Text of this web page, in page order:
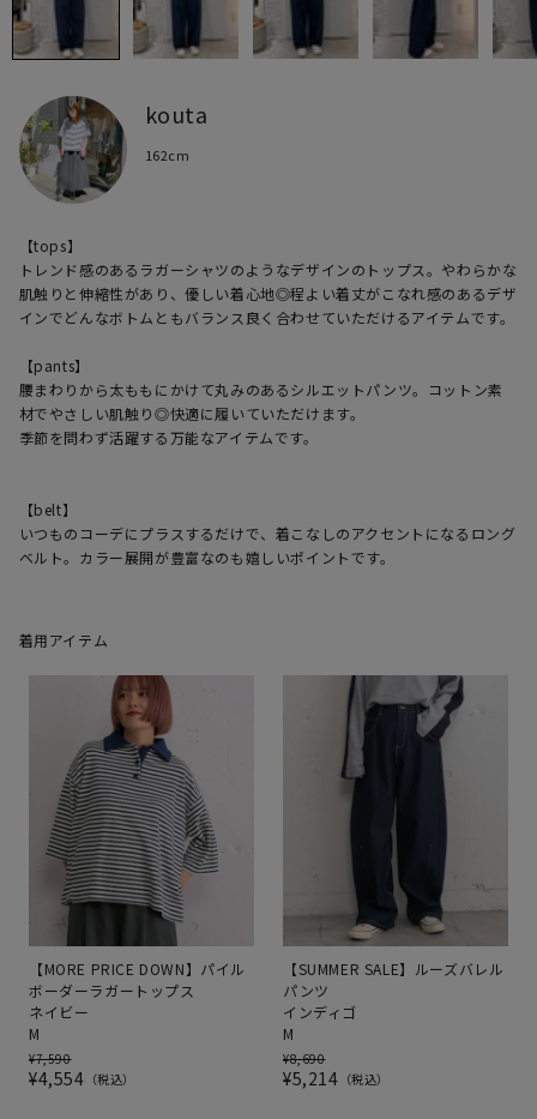
kouta
162cm
【tops】
トレンド感のあるラガーシャツのようなデザインのトップス。やわらかな
肌触りと伸縮性があり、優しい着心地◎程よい着丈がこなれ感のあるデザ
インでどんなボトムともバランス良く合わせていただけるアイテムです。
【pants】
腰まわりから太ももにかけて丸みのあるシルエットパンツ。コットン素
材でやさしい肌触り◎快適に履いていただけます。
季節を問わず活躍する万能なアイテムです。
【belt】
いつものコーデにプラスするだけで、着こなしのアクセントになるロング
着用アイテム
【MORE PRICE DOWN】パイル
ボーダーラガートップス
ネイビー
M
¥7,590
¥4,554 税込
【SUMMER SALE】ルーズバレル
パンツ
インディゴ
M
¥8,690
¥5,214 税込